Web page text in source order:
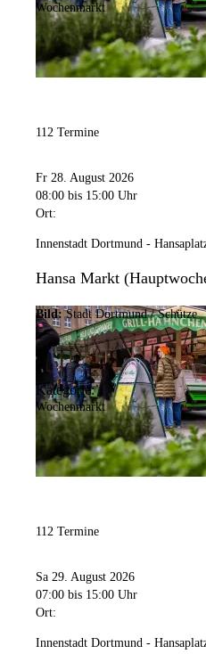
Wochenmarkt
112 Termine
Fr 28. August 2026
08:00 bis 15:00 Uhr
Ort:
Innenstadt Dortmund -
Hansa Markt
Bild: Stadt Dortmund / Schütze
Kategorie:
Wochenmarkt
112 Termine
Sa 29. August 2026
07:00 bis 15:00 Uhr
Ort:
Innenstadt Dortmund -